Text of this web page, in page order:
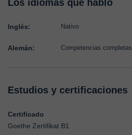
Los idiomas que hablo
Inglés: Nativo
Alemán: Competencias completas
Estudios y certificaciones
Certificado
Goethe Zertifikat B1